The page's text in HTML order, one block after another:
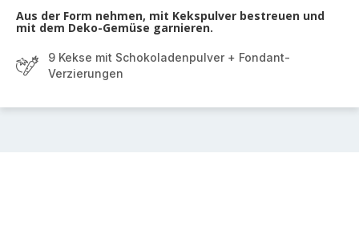
Aus der Form nehmen, mit Kekspulver bestreuen und
mit dem Deko-Gemüse garnieren.
9 Kekse mit Schokoladenpulver + Fondant-
Verzierungen